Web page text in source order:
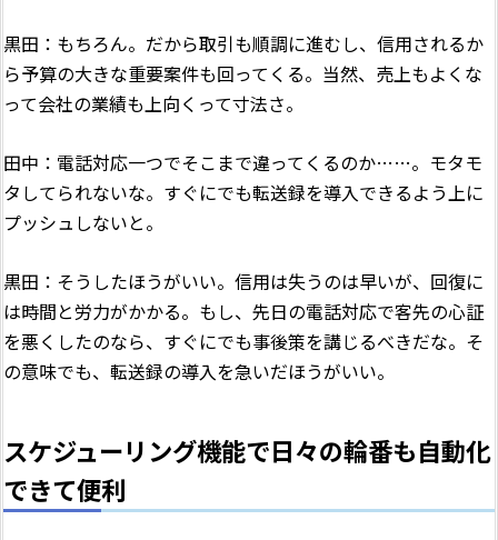
黒田：もちろん。だから取引も順調に進むし、信用されるか
ら予算の大きな重要案件も回ってくる。当然、売上もよくな
って会社の業績も上向くって寸法さ。
田中：電話対応一つでそこまで違ってくるのか……。モタモ
タしてられないな。すぐにでも転送録を導入できるよう上に
プッシュしないと。
黒田：そうしたほうがいい。信用は失うのは早いが、回復に
は時間と労力がかかる。もし、先日の電話対応で客先の心証
を悪くしたのなら、すぐにでも事後策を講じるべきだな。そ
の意味でも、転送録の導入を急いだほうがいい。
スケジューリング機能で日々の輪番も自動化
できて便利